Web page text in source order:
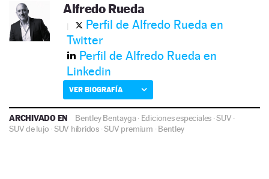
Alfredo Rueda
Perfil de Alfredo Rueda en
Twitter
Perfil de Alfredo Rueda en
Linkedin
VER BIOGRAFÍA
ARCHIVADO EN Bentley Bentayga· Ediciones especiales ·SUV ·
SUV de lujo ·SUV híbridos ·SUV premium ·Bentley